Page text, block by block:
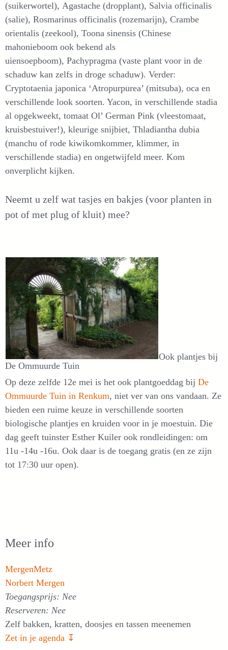
(suikerwortel), Agastache (dropplant), Salvia officinalis
(salie), Rosmarinus officinalis (rozemarijn), Crambe
orientalis (zeekool), Toona sinensis (Chinese
mahonieboom ook bekend als
uiensoepboom), Pachypragma (vaste plant voor in de
schaduw kan zelfs in droge schaduw). Verder:
Cryptotaenia japonica ‘Atropurpurea’ (mitsuba), oca en
verschillende look soorten. Yacon, in verschillende stadia
al opgekweekt, tomaat Ol’ German Pink (vleestomaat,
kruisbestuiver!), kleurige snijbiet, Thladiantha dubia
(manchu of rode kiwikomkommer, klimmer, in
verschillende stadia) en ongetwijfeld meer. Kom
onverplicht kijken.
Neemt u zelf wat tasjes en bakjes (voor planten in
pot of met plug of kluit) mee?
Ook plantjes bij
De Ommuurde Tuin
Op deze zelfde 12e mei is het ook plantgoeddag bij De
Ommuurde Tuin in Renkum, niet ver van ons vandaan. Ze
bieden een ruime keuze in verschillende soorten
biologische plantjes en kruiden voor in je moestuin. Die
dag geeft tuinster Esther Kuiler ook rondleidingen: om
11u -14u -16u. Ook daar is de toegang gratis (en ze zijn
tot 17:30 uur open).
Meer info
MergenMetz
Norbert Mergen
Toegangsprijs: Nee
Reserveren: Nee
Zelf bakken, kratten, doosjes en tassen meenemen
Zet in je agenda ↧